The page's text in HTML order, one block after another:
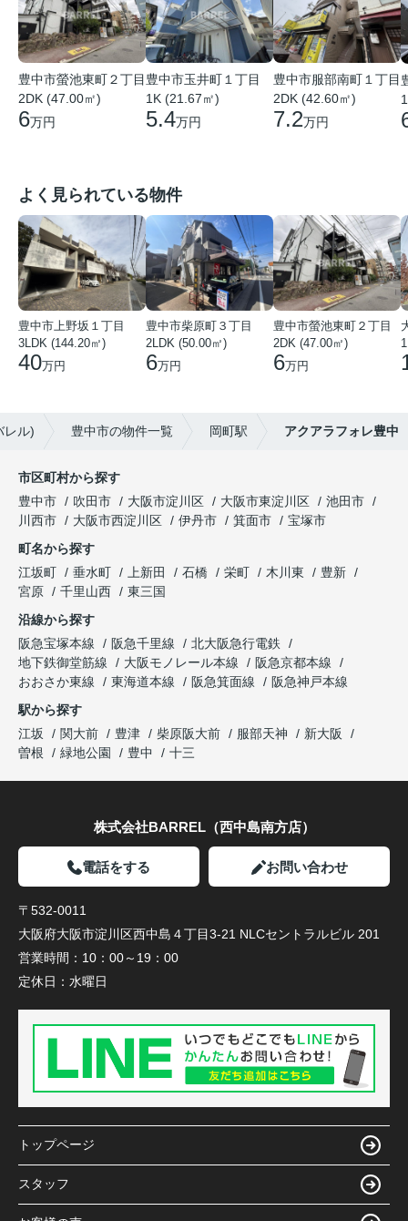
豊中市螢池東町２丁目
2DK (47.00㎡)
6万円
豊中市玉井町１丁目
1K (21.67㎡)
5.4万円
豊中市服部南町１丁目
2DK (42.60㎡)
7.2万円
よく見られている物件
豊中市上野坂１丁目
3LDK (144.20㎡)
40万円
豊中市柴原町３丁目
2LDK (50.00㎡)
6万円
豊中市螢池東町２丁目
2DK (47.00㎡)
6万円
レル) 豊中市の物件一覧 岡町駅 アクアラフォレ豊中
市区町村から探す
豊中市
吹田市 大阪市淀川区 大阪市東淀川区
池田市
川西市
大阪市西淀川区 伊丹市 箕面市
宝塚市
町名から探す
江坂町
垂水町 上新田 石橋 栄町 木川東
豊新
宮原
千里山西
東三国
沿線から探す
阪急宝塚本線
阪急千里線
北大阪急行電鉄
地下鉄御堂筋線
大阪モノレール本線
阪急京都本線
おおさか東線
東海道本線 阪急箕面線
阪急神戸本線
駅から探す
江坂
関大前 豊津 柴原阪大前 服部天神
新大阪
曽根
緑地公園 豊中 十三
株式会社BARREL（西中島南方店）
電話をする お問い合わせ
〒532-0011
大阪府大阪市淀川区西中島４丁目3-21 NLCセントラルビル 201
営業時間： 10：00～19：00
定休日： 水曜日
トップページ
スタッフ